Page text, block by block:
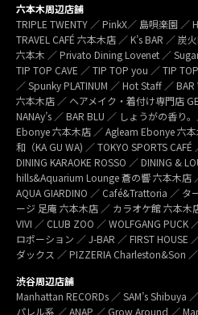
六本木周辺店舗
TRIPLE TWENTY ／ PinkX／ 島唄楽園
TRAVEL CAFÉ 六本木店 ／ K’s BAR ／
六本木 ／ Privato Dining Lovenet ／
TIP TOP CAVE ／ TIP TOP you ／ TIP
／ Spunky PLATINUM ／ Hot Staff ／
六本木店 ／ ヘアメイク・着付け専門店
NANAy’s ／ BAR BLU ／ しょうがの香り
Ebonye 六本木店 ／ Agleam Ebonye 六本
和（KA GU WA) ／ TOKYO SPORTS
DINING KARAOKE ROSSO ／ DINING &
hills&Aquarium Lounge 蒼の響 六本木店
AQUA GIARDINO ／ Café&Trattoria ／
ージ 足庵 六本木店 ／ カラオケ館 六本
VIVI ／ CLUB ZOO ／ WOLFGANG PUCK
ロポーション ／ J-BAR ／ FIRST HOUSE
ダックス ／ PIZZERIA Charleston&Son ／
渋谷周辺店舗
Manhattan RECORDs ／ SAM’s Shibuya
パレル系 ／ ANAP ／ Grow Around ／